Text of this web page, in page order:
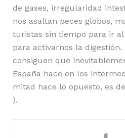
de gases, irregularidad
nos asaltan peces globos,
turistas sin tiempo para ir al
para activarnos la digestión.
consiguen que
España hace en los
mitad hace lo opuesto, es
).